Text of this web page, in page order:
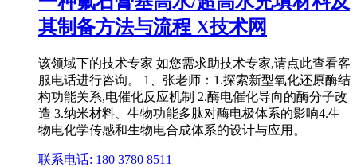
其制备方法与流程 X技术网
该领域下的技术专家 如您需求助技术专家,请点此查看客
服电话进行咨询。 1、张老师：1.探索新型氧化还原酶结
构功能关系,电催化反应机制 2.酶电催化导向的酶分子改
造 3.纳米材料、生物功能多肽对酶电极体系的影响4.生
物电化学传感和生物电合成体系的设计与应用。
联系电话: 180 3780 8511